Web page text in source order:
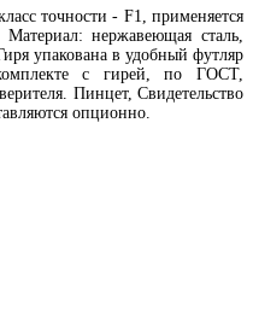
точности - F1, применяется
нержавеющая сталь,
упакована в удобный футляр
с гирей, по ГОСТ,
Пинцет, Свидетельство
опционно.